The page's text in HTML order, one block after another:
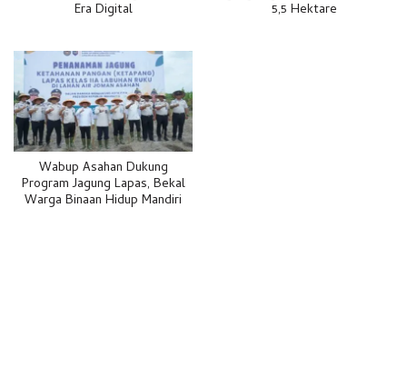
Era Digital 5,5 Hektare
Wabup Asahan Dukung
Program Jagung Lapas, Bekal
Warga Binaan Hidup Mandiri